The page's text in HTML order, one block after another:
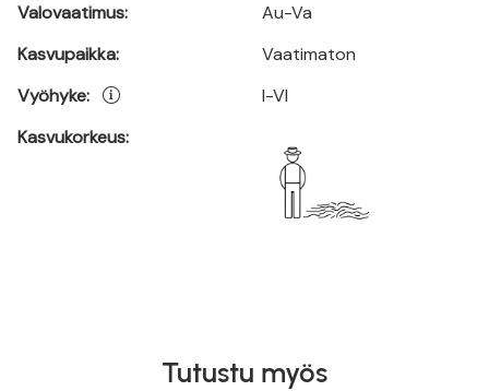
Valovaatimus:
Kasvupaikka:
Vyöhyke:
Kasvukorkeus:
Au-Va
Vaatimaton
I-VI
Tutustu myös